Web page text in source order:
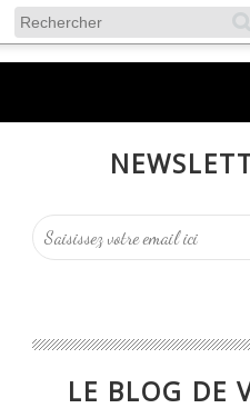
LE BLOG DE